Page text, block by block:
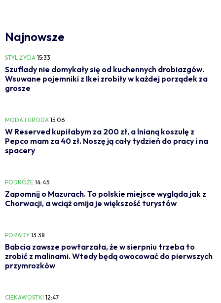
Najnowsze
STYL ŻYCIA 15:33
Szuflady nie domykały się od kuchennych drobiazgów.
Wsuwane pojemniki z Ikei zrobiły w każdej porządek za
grosze
MODA I URODA 15:06
W Reserved kupiłabym za 200 zł, a lnianą koszulę z
Pepco mam za 40 zł. Noszę ją cały tydzień do pracy i na
spacery
PODRÓŻE 14:45
Zapomnij o Mazurach. To polskie miejsce wygląda jak z
Chorwacji, a wciąż omija je większość turystów
PORADY 13:38
Babcia zawsze powtarzała, że w sierpniu trzeba to
zrobić z malinami. Wtedy będą owocować do pierwszych
przymrozków
CIEKAWOSTKI 12:47